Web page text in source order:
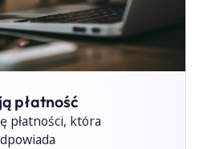
płatność
płatności, która